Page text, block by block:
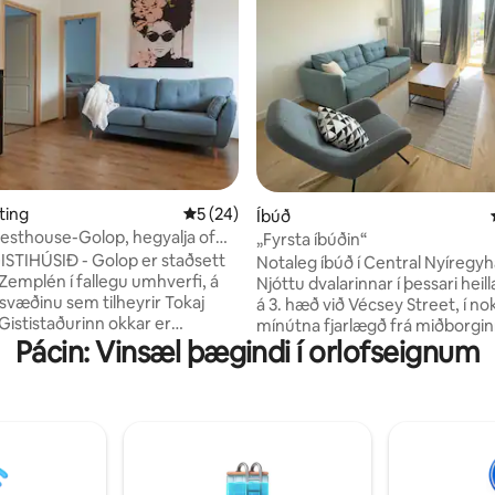
25 umsagnir
5 af 5 í meðaleinkunn, 24 umsagnir
5 (24)
Golop, hegyalja of
- Golop er staðsett
í fallegu umhverfi, á
sem tilheyrir Tokaj
okkar er
við fætur Somos-fjalls,
er opinn fyrir nærliggjandi
daglegir gestir og ef við erum
þolinmóð getum við einnig séð
Íbúð
„Fyrsta íbúðin“
Notaleg íbúð í Central
Njóttu dvalarinnar í þessari
á 3. hæð við Vécsey Street, í
mínútna fjarlægð frá
Verslanir, veitingastaðir,
almenningsgarður og leikvöllur
fullbúið eldhús, ókeypis
Netflix. Tilvalið fyrir 2 gesti en 3
Pácin: Vinsæl þægindi í orlofseignum